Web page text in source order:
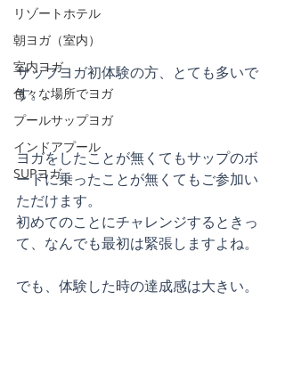
リゾートホテル
朝ヨガ（室内）
室内ヨガ
色々な場所でヨガ
プールサップヨガ
インドアプール
SUPヨガ
サップヨガ初体験の方、とても多いで
す。
ヨガをしたことが無くてもサップのボ
ードに乗ったことが無くてもご参加い
ただけます。
初めてのことにチャレンジするときっ
て、なんでも最初は緊張しますよね。
でも、体験した時の達成感は大きい。